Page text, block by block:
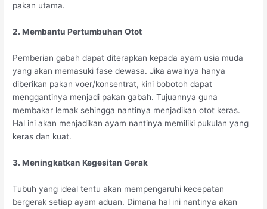
pakan utama.
2. Membantu Pertumbuhan Otot
Pemberian gabah dapat diterapkan kepada ayam usia muda
yang akan memasuki fase dewasa. Jika awalnya hanya
diberikan pakan voer/konsentrat, kini bobotoh dapat
menggantinya menjadi pakan gabah. Tujuannya guna
membakar lemak sehingga nantinya menjadikan otot keras.
Hal ini akan menjadikan ayam nantinya memiliki pukulan yang
keras dan kuat.
3. Meningkatkan Kegesitan Gerak
Tubuh yang ideal tentu akan mempengaruhi kecepatan
bergerak setiap ayam aduan. Dimana hal ini nantinya akan